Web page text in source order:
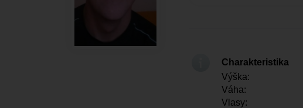
Charakteristika
Výška:
Váha:
Vlasy: